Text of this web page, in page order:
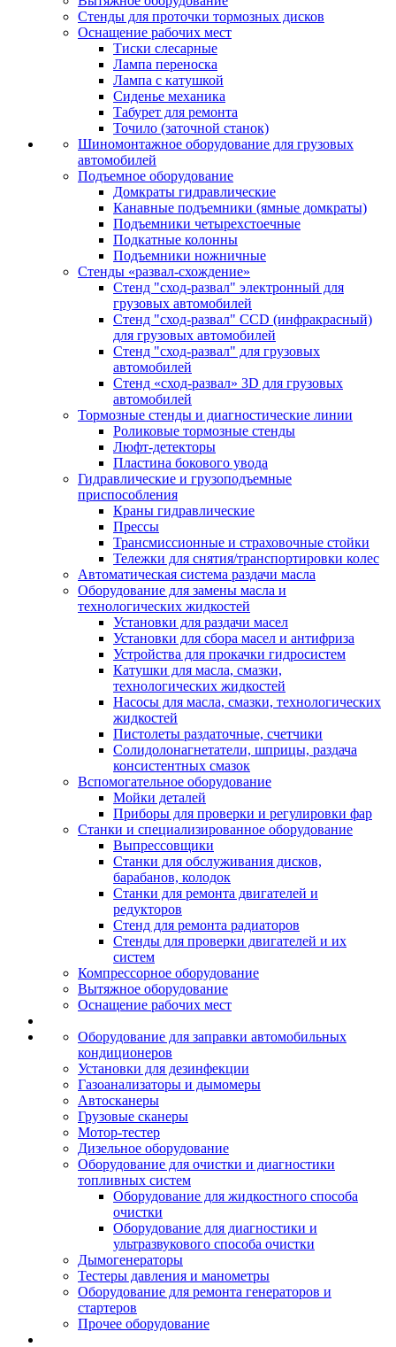
Стенды для проточки тормозных дисков
Оснащение рабочих мест
Тиски слесарные
Лампа переноска
Лампа с катушкой
Сиденье механика
Табурет для ремонта
Точило (заточной станок)
Шиномонтажное оборудование для грузовых
автомобилей
Подъемное оборудование
Домкраты гидравлические
Канавные подъемники (ямные домкраты)
Подъемники четырехстоечные
Подкатные колонны
Подъемники ножничные
Стенды «развал-схождение»
Стенд "сход-развал" электронный для
грузовых автомобилей
Стенд "сход-развал" CCD (инфракрасный)
для грузовых автомобилей
Стенд "сход-развал" для грузовых
автомобилей
Стенд «сход-развал» 3D для грузовых
автомобилей
Тормозные стенды и диагностические линии
Роликовые тормозные стенды
Люфт-детекторы
Пластина бокового увода
Гидравлические и грузоподъемные
приспособления
Краны гидравлические
Прессы
Трансмиссионные и страховочные стойки
Тележки для снятия/транспортировки колес
Автоматическая система раздачи масла
Оборудование для замены масла и
технологических жидкостей
Установки для раздачи масел
Установки для сбора масел и антифриза
Устройства для прокачки гидросистем
Катушки для масла, смазки,
технологических жидкостей
Насосы для масла, смазки, технологических
жидкостей
Пистолеты раздаточные, счетчики
Солидолонагнетатели, шприцы, раздача
консистентных смазок
Вспомогательное оборудование
Мойки деталей
Приборы для проверки и регулировки фар
Станки и специализированное оборудование
Выпрессовщики
Станки для обслуживания дисков,
барабанов, колодок
Станки для ремонта двигателей и
редукторов
Стенд для ремонта радиаторов
Стенды для проверки двигателей и их
систем
Компрессорное оборудование
Вытяжное оборудование
Оснащение рабочих мест
Оборудование для заправки автомобильных
кондиционеров
Установки для дезинфекции
Газоанализаторы и дымомеры
Автосканеры
Грузовые сканеры
Мотор-тестер
Дизельное оборудование
Оборудование для очистки и диагностики
топливных систем
Оборудование для жидкостного способа
очистки
Оборудование для диагностики и
ультразвукового способа очистки
Дымогенераторы
Тестеры давления и манометры
Оборудование для ремонта генераторов и
стартеров
Прочее оборудование